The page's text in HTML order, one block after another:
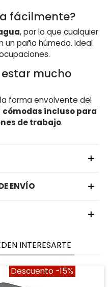
fácilmente?
, por lo que cualquier
un paño húmedo. Ideal
mucho
forma envolvente del
cómodas incluso para
de trabajo.
ENVÍO
INTERESARTE
Descuento -15%